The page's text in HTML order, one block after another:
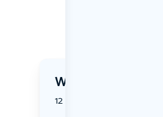
Wanneer?
12 June 2026 | 18:35